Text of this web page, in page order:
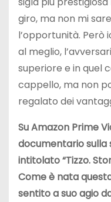
giro, ma non mi
l’opportunità. Però
al meglio,
superiore e in quel
cappello, ma non
regalato dei
Su Amazon Prime
documentario sulla
intitolato “Tizzo.
Come è nata
sentito a suo agio